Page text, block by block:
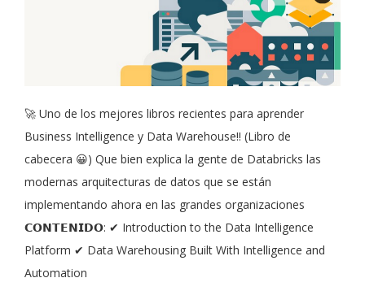
🚀 Uno de los mejores libros recientes para aprender
Business Intelligence y Data Warehouse!! (Libro de
cabecera 😀) Que bien explica la gente de Databricks las
modernas arquitecturas de datos que se están
implementando ahora en las grandes organizaciones
𝗖𝗢𝗡𝗧𝗘𝗡𝗜𝗗𝗢: ✔ Introduction to the Data Intelligence
Platform ✔ Data Warehousing Built With Intelligence and
Automation